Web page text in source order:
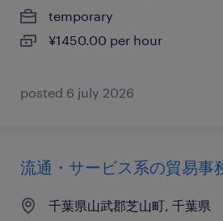
temporary
¥1450.00 per hour
posted 6 july 2026
流通・サービス系の貿易事
千葉県山武郡芝山町, 千葉県